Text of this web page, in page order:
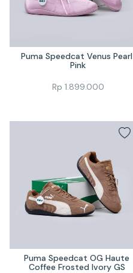
Puma Speedcat Venus Pearl
Pink
Rp 1.899.000
Puma Speedcat OG Haute
Coffee Frosted Ivory GS